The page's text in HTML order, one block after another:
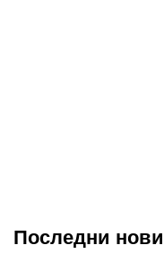
Последни